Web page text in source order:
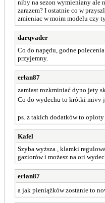
niby na sezon wymieniany ale
zarazem? I ostatnie co w
zmieniac w moim modelu czy
darqvader
Co do napędu, godne
przyjemny.
erłan87
zamiast rozkminiać dyno jety
Co do wydechu to krótki mivv
ps. z takich dodatków to oploty
Kafel
Szyba wyższa , klamki
gaziorów i możesz na ori
erłan87
a jak pieniążków zostanie to